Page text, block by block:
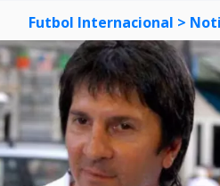
Futbol Internacional >